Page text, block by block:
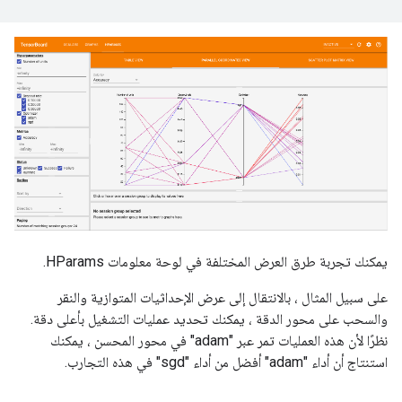
يمكنك تجربة طرق العرض المختلفة في لوحة معلومات HParams.
على سبيل المثال ، بالانتقال إلى عرض الإحداثيات المتوازية والنقر
والسحب على محور الدقة ، يمكنك تحديد عمليات التشغيل بأعلى دقة.
نظرًا لأن هذه العمليات تمر عبر "adam" في محور المحسن ، يمكنك
استنتاج أن أداء "adam" أفضل من أداء "sgd" في هذه التجارب.